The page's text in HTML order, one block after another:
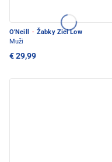
O'Neill · Žabky Ziel Low
Muži
€ 29,99